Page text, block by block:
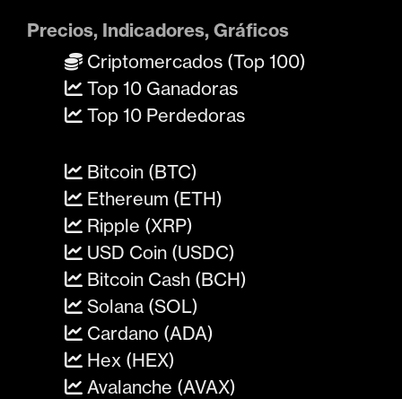
Precios, Indicadores, Gráficos
Criptomercados (Top 100)
Top 10 Ganadoras
Top 10 Perdedoras
Bitcoin (BTC)
Ethereum (ETH)
Ripple (XRP)
USD Coin (USDC)
Bitcoin Cash (BCH)
Solana (SOL)
Cardano (ADA)
Hex (HEX)
Avalanche (AVAX)